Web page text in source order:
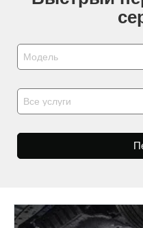
Модель
Все услуги